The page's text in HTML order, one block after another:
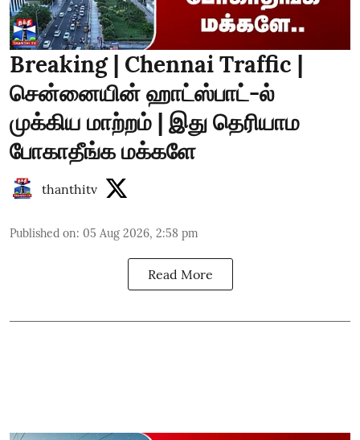
Breaking | Chennai Traffic |
சென்னையின் ஹாட்ஸ்பாட்-ல்
முக்கிய மாற்றம் | இது தெரியாம
போகாதீங்க மக்களே
thanthitv
Published on: 05 Aug 2026, 2:58 pm
Read More